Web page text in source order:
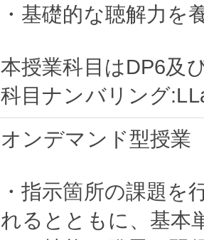
・基礎的な聴解力を
本授業科目はDP6及
オンデマンド型授業
・指示箇所の課題を
れるとともに、基本